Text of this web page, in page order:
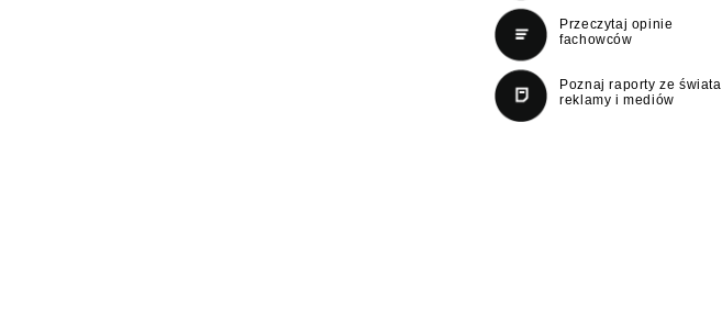
Przeczytaj opinie
fachowców
Poznaj raporty ze świata
reklamy i mediów